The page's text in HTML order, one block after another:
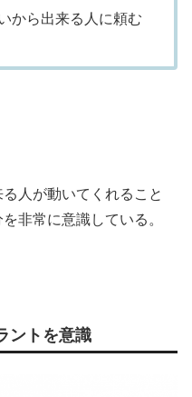
から出来る人に頼む
る人が動いてくれること
非常に意識している。
ントを意識